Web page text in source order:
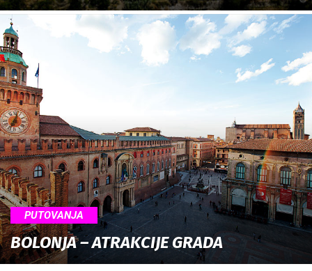
PUTOVANJA
BOLONJA – ATRAKCIJE GRADA